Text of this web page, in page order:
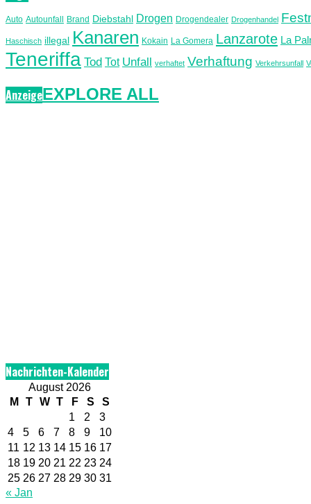
Auto Autounfall Brand Diebstahl Drogen Drogendealer Drogenhandel
Haschisch illegal Kanaren Kokain La Gomera Lanzarote La
Teneriffa Tod Tot Unfall verhaftet Verhaftung Verkehrsunfall
AnzeigeEXPLORE ALL
Nachrichten-Kalender
August 2026
M
T W T F S
S
1
2
3
4
5 6 7 8 9
10
11 12 13 14 15 16 17
18 19 20 21 22 23 24
25 26 27 28 29 30 31
« Jan